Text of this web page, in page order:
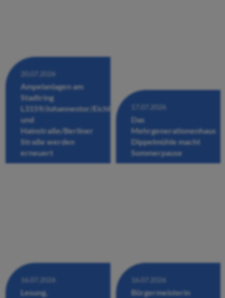
20.07.2026
Ampelanlagen am
Stadtring
L3159/Johannestor/Eichhofstraße/Fuldastraße
und
Hainstraße/Berliner
Straße werden
erneuert
17.07.2026
Das
Mehrgenerationenhaus
Dippelmühle macht
Sommerpause
16.07.2026
Lesung,
16.07.2026
Bürgermeisterin